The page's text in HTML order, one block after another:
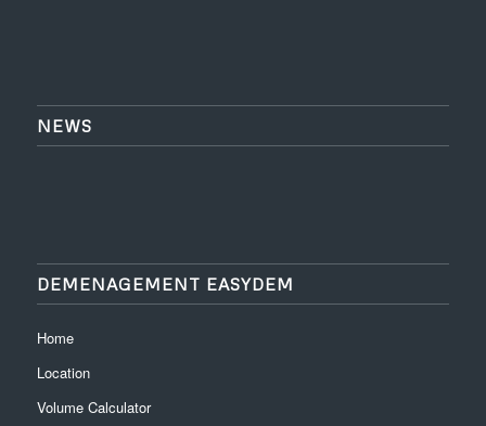
NEWS
DEMENAGEMENT EASYDEM
Home
Location
Volume Calculator